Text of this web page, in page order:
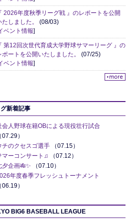
『 2026年度秋季リーグ戦 』のレポートを公開
たしました。 (08/03)
ベント情報]
『 第12回次世代育成大学野球サマーリーグ 』の
ポートを公開いたしました。 (07/25)
ベント情報]
新着記事
会人野球在籍OBによる現役壮行試合
（07.29）
チのクセスゴ選手 （07.15）
マーコンサート♫ （07.12）
夕企画🎋✨ （07.10）
年度春季フレッシュトーナメント
（06.19）
BIG6 BASEBALL LEAGUE